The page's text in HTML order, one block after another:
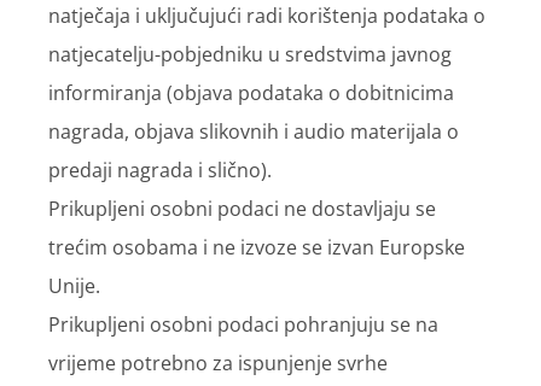
natječaja i uključujući radi korištenja podataka o
natjecatelju-pobjedniku u sredstvima javnog
informiranja (objava podataka o dobitnicima
nagrada, objava slikovnih i audio materijala o
predaji nagrada i slično).
Prikupljeni osobni podaci ne dostavljaju se
trećim osobama i ne izvoze se izvan Europske
Unije.
Prikupljeni osobni podaci pohranjuju se na
vrijeme potrebno za ispunjenje svrhe